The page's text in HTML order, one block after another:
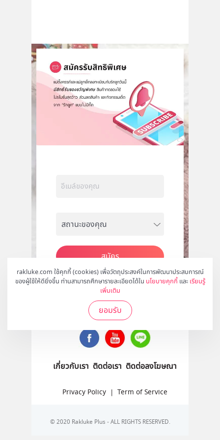
rakluke.com ใช้คุกกี้ (cookies) เพื่อวัตถุประสงค์ในการพัฒนาประสบการณ์
ของผู้ใช้ให้ดียิ่งขึ้น ท่านสามารถศึกษารายละเอียดได้ใน นโยบายคุกกี้ และ เรียนรู้
เพิ่มเติม
ยอมรับ
สมัคร
ติดตามเราได้ที่
เกี่ยวกับเรา ติดต่อเรา ติดต่อลงโฆษณา
Privacy Policy | Term of Service
© 2020 Rakluke Plus - ALL RIGHTS RESERVED.